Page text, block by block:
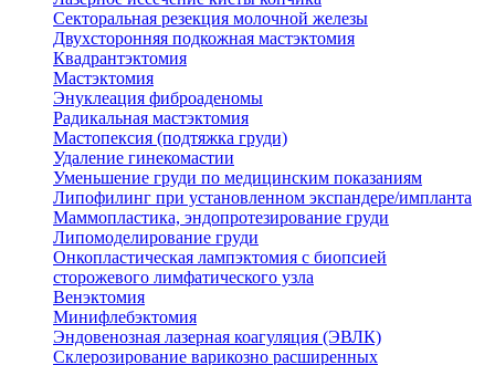
Секторальная резекция молочной железы
Двухсторонняя подкожная мастэктомия
Квадрантэктомия
Мастэктомия
Энуклеация фиброаденомы
Радикальная мастэктомия
Мастопексия (подтяжка груди)
Удаление гинекомастии
Уменьшение груди по медицинским показаниям
Липофилинг при установленном экспандере/импланта
Маммопластика, эндопротезирование груди
Липомоделирование груди
Онкопластическая лампэктомия с биопсией
сторожевого лимфатического узла
Венэктомия
Минифлебэктомия
Эндовенозная лазерная коагуляция (ЭВЛК)
Склерозирование варикозно расширенных